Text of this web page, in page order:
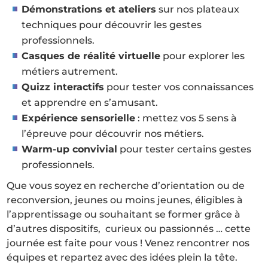
Démonstrations et ateliers sur nos plateaux
techniques pour découvrir les gestes
professionnels.
Casques de réalité virtuelle pour explorer les
métiers autrement.
Quizz interactifs pour tester vos connaissances
et apprendre en s’amusant.
Expérience sensorielle : mettez vos 5 sens à
l’épreuve pour découvrir nos métiers.
Warm-up convivial pour tester certains gestes
professionnels.
Que vous soyez en recherche d’orientation ou de
reconversion, jeunes ou moins jeunes, éligibles à
l’apprentissage ou souhaitant se former grâce à
d’autres dispositifs, curieux ou passionnés … cette
journée est faite pour vous ! Venez rencontrer nos
équipes et repartez avec des idées plein la tête.